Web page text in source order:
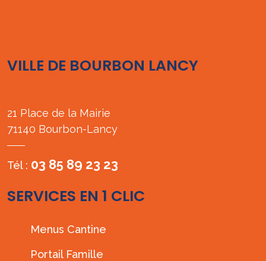
VILLE DE BOURBON LANCY
21 Place de la Mairie
71140 Bourbon-Lancy
Tél : 03 85 89 23 23
SERVICES EN 1 CLIC
Menus Cantine
Portail Famille